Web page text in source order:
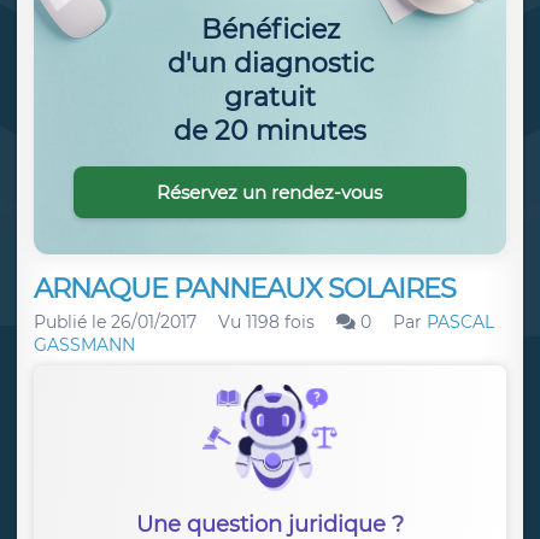
ARNAQUE PANNEAUX SOLAIRES
Publié le 26/01/2017 Vu 1198 fois 0 Par PASCAL
GASSMANN
Une question juridique ?
Bénéficiez
d'un diagnostic
gratuit
de 20 minutes
Réservez un rendez-vous